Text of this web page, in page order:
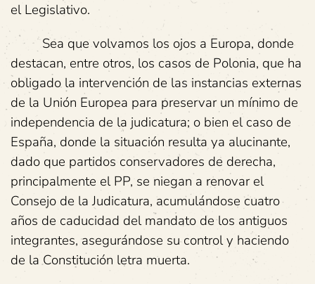
el Legislativo.
Sea que volvamos los ojos a Europa, donde
destacan, entre otros, los casos de Polonia, que ha
obligado la intervención de las instancias externas
de la Unión Europea para preservar un mínimo de
independencia de la judicatura; o bien el caso de
España, donde la situación resulta ya alucinante,
dado que partidos conservadores de derecha,
principalmente el PP, se niegan a renovar el
Consejo de la Judicatura, acumulándose cuatro
años de caducidad del mandato de los antiguos
integrantes, asegurándose su control y haciendo
de la Constitución letra muerta.